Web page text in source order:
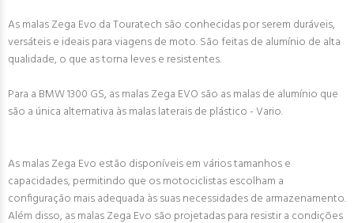
As malas Zega Evo da Touratech são conhecidas por serem duráveis,
versáteis e ideais para viagens de moto. São feitas de alumínio de alta
qualidade, o que as torna leves e resistentes.
Para a BMW 1300 GS, as malas Zega EVO são as malas de alumínio que
são a única alternativa às malas laterais de plástico - Vario.
As malas Zega Evo estão disponíveis em vários tamanhos e
capacidades, permitindo que os motociclistas escolham a
configuração mais adequada às suas necessidades de armazenamento.
Além disso, as malas Zega Evo são projetadas para resistir a condições